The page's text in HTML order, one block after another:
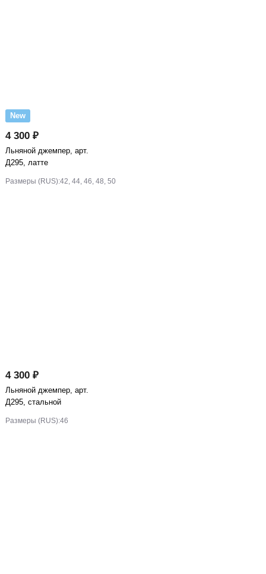
New
4 300 ₽
Льняной джемпер, арт.
Д295, латте
Размеры (RUS):42, 44, 46, 48, 50
4 300 ₽
Льняной джемпер, арт.
Д295, стальной
Размеры (RUS):46